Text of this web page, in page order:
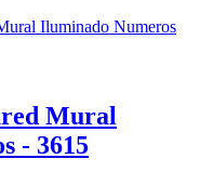
Mural
- 3615